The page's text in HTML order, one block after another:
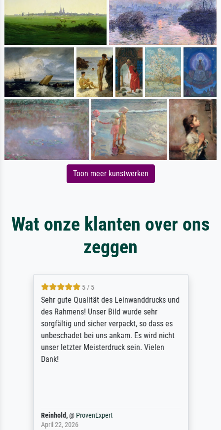
Toon meer kunstwerken
Wat onze klanten over ons
zeggen
5 / 5
Sehr gute Qualität des Leinwanddrucks und
des Rahmens! Unser Bild wurde sehr
sorgfältig und sicher verpackt, so dass es
unbeschadet bei uns ankam. Es wird nicht
unser letzter Meisterdruck sein. Vielen
Dank!
Reinhold,@ ProvenExpert
April 22, 2026